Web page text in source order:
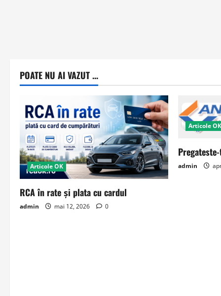
POATE NU AI VAZUT ...
Articole OK
RCA în rate și plata cu cardul
admin mai 12, 2026 0
Articole OK
admin